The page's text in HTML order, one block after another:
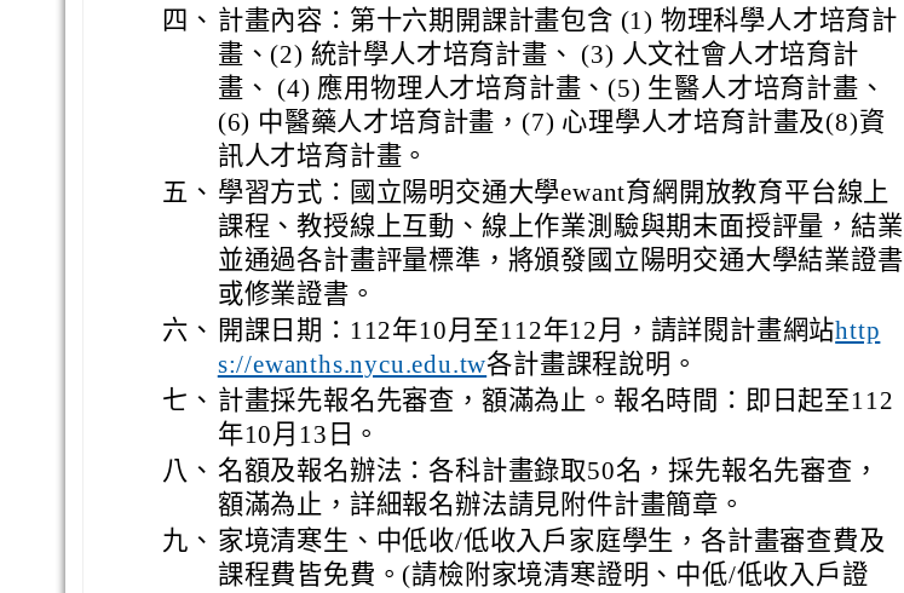
四、 計畫內容：第十六期開課計畫包含 (1) 物理科學人才培育計
畫、(2) 統計學人才培育計畫、 (3) 人文社會人才培育計
畫、 (4) 應用物理人才培育計畫、(5) 生醫人才培育計畫、
(6) 中醫藥人才培育計畫，(7) 心理學人才培育計畫及(8)資
訊人才培育計畫。
五、 學習方式：國立陽明交通大學ewant育網開放教育平台線上
課程、教授線上互動、線上作業測驗與期末面授評量，結業
並通過各計畫評量標準，將頒發國立陽明交通大學結業證書
或修業證書。
六、 開課日期：112年10月至112年12月，請詳閱計畫網站http
s://ewanths.nycu.edu.tw各計畫課程說明。
七、 計畫採先報名先審查，額滿為止。報名時間：即日起至112
年10月13日。
八、 名額及報名辦法：各科計畫錄取50名，採先報名先審查，
額滿為止，詳細報名辦法請見附件計畫簡章。
九、 家境清寒生、中低收/低收入戶家庭學生，各計畫審查費及
課程費皆免費。(請檢附家境清寒證明、中低/低收入戶證